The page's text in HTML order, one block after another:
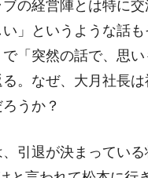
の経営陣とは特に交
い」というような話
「突然の話で、思
。なぜ、大月社長
うか？
、引退が決まってい